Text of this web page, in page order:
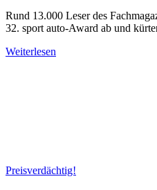
Rund 13.000 Leser des
32. sport auto-Award ab und
Weiterlesen
Preisverdächtig!